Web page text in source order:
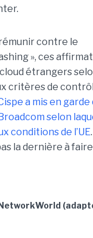
contre le
», ces
étrangers
critères de
ispe a mis en
selon
conditions de l’UE
la dernière à